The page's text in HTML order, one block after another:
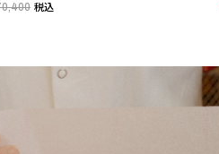
税込